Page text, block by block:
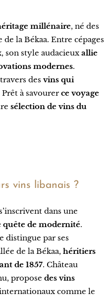
millénaire, né des
la Békaa. Entre cépages
son style audacieux allie
modernes.
des vins qui
Prêt à savourer ce voyage
sélection de vins du
vins libanais ?
dans une
de modernité.
distingue par ses
de la Békaa, héritiers
de 1857. Château
propose des vins
internationaux comme le